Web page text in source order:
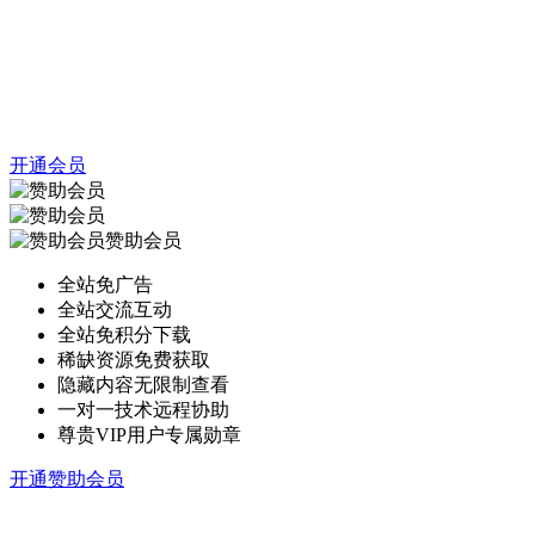
开通会员
赞助会员
全站免广告
全站交流互动
全站免积分下载
稀缺资源免费获取
隐藏内容无限制查看
一对一技术远程协助
尊贵VIP用户专属勋章
开通赞助会员